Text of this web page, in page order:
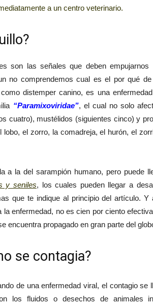
a un centro veterinario.
son las señales que deben empujarnos
no comprendemos cual es el por qué
distemper canino, es una
“Paramixoviridae”, el cual no solo
cuatro), mustélidos (siguientes cinco) y
el zorro, la comadreja, el hurón, el
a la del sarampión humano, pero puede
y seniles, los cuales pueden llegar a
que te indique al principio del artículo. Y
enfermedad, no es cien por ciento
encuentra propagado en gran parte del
se contagia?
de una enfermedad viral, el contagio se
los fluidos o desechos de animales